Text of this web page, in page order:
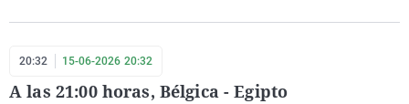
20:32 15-06-2026 20:32
A las 21:00 horas, Bélgica - Egipto